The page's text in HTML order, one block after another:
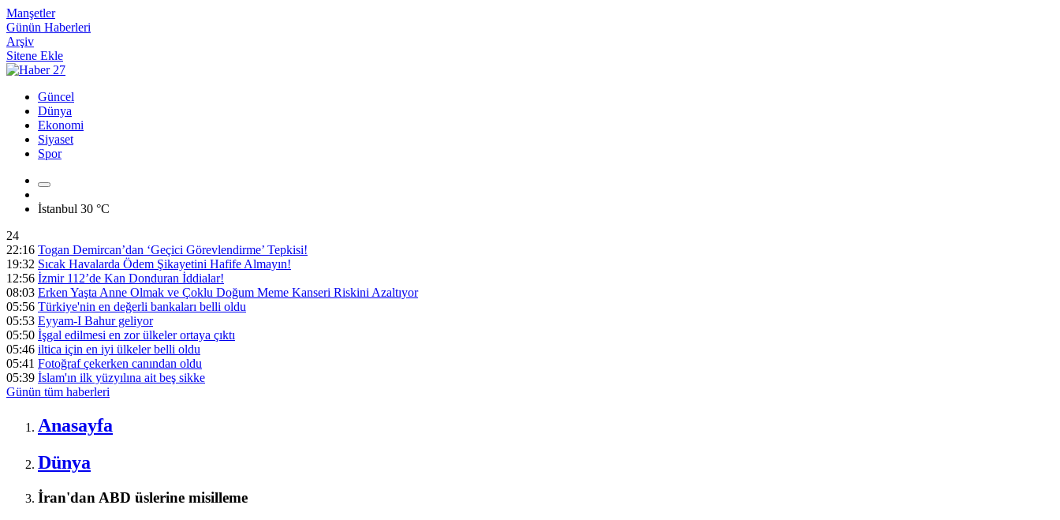
Manşetler
Günün Haberleri
Arşiv
Sitene Ekle
Güncel
Dünya
Ekonomi
Siyaset
Spor
İstanbul 30 °C
24
22:16 Togan Demircan’dan ‘Geçici Görevlendirme’ Tepkisi!
19:32 Sıcak Havalarda Ödem Şikayetini Hafife Almayın!
12:56 İzmir 112’de Kan Donduran İddialar!
08:03 Erken Yaşta Anne Olmak ve Çoklu Doğum Meme Kanseri Riskini Azaltıyor
05:56 Türkiye'nin en değerli bankaları belli oldu
05:53 Eyyam-I Bahur geliyor
05:50 İşgal edilmesi en zor ülkeler ortaya çıktı
05:46 iltica için en iyi ülkeler belli oldu
05:41 Fotoğraf çekerken canından oldu
05:39 İslam'ın ilk yüzyılına ait beş sikke
Günün tüm haberleri
Anasayfa
Dünya
İran'dan ABD üslerine misilleme